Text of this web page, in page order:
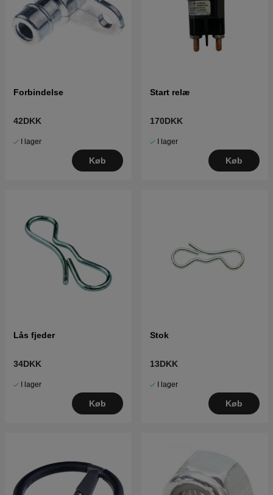
Forbindelse
42DKK
I lager
Køb
Start relæ
170DKK
I lager
Køb
Lås fjeder
34DKK
I lager
Køb
Stok
13DKK
I lager
Køb